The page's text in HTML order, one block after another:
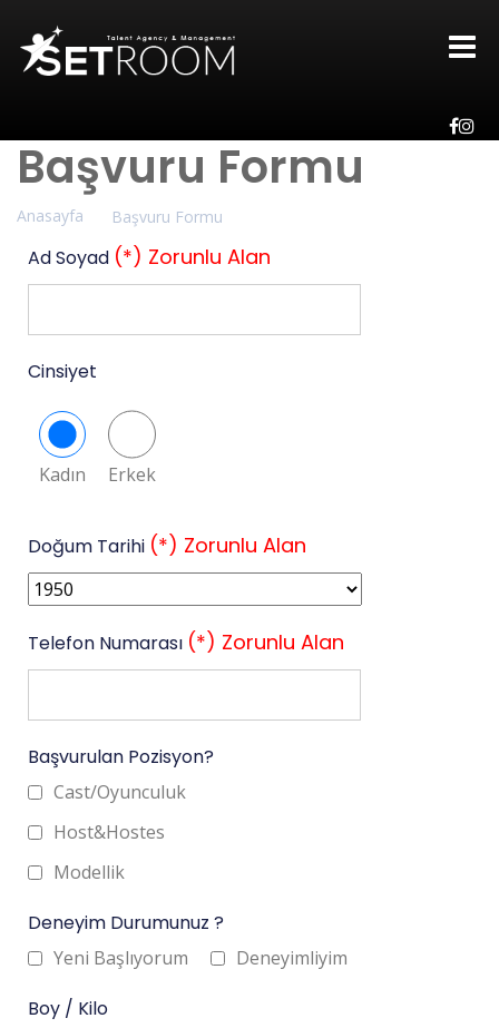
Başvuru Formu
Anasayfa Başvuru Formu
Ad Soyad (*) Zorunlu Alan
Cinsiyet
Kadın Erkek
Doğum Tarihi (*) Zorunlu Alan
Telefon Numarası (*) Zorunlu Alan
Başvurulan Pozisyon?
Cast/Oyunculuk
Host&Hostes
Modellik
Deneyim Durumunuz ?
Yeni Başlıyorum Deneyimliyim
Boy / Kilo